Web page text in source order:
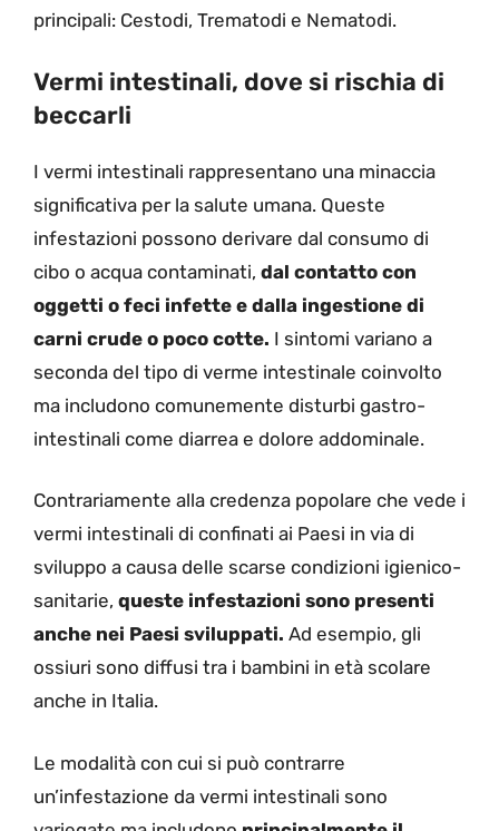
principali: Cestodi, Trematodi e Nematodi.
Vermi intestinali, dove si rischia di
beccarli
I vermi intestinali rappresentano una minaccia
significativa per la salute umana. Queste
infestazioni possono derivare dal consumo di
cibo o acqua contaminati, dal contatto con
oggetti o feci infette e dalla ingestione di
carni crude o poco cotte. I sintomi variano a
seconda del tipo di verme intestinale coinvolto
ma includono comunemente disturbi gastro-
intestinali come diarrea e dolore addominale.
Contrariamente alla credenza popolare che vede i
vermi intestinali di confinati ai Paesi in via di
sviluppo a causa delle scarse condizioni igienico-
sanitarie, queste infestazioni sono presenti
anche nei Paesi sviluppati. Ad esempio, gli
ossiuri sono diffusi tra i bambini in età scolare
anche in Italia.
Le modalità con cui si può contrarre
un’infestazione da vermi intestinali sono